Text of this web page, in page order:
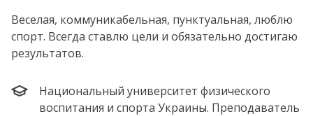
Веселая, коммуникабельная, пунктуальная, люблю
спорт. Всегда ставлю цели и обязательно достигаю
результатов.
Национальный университет физического
воспитания и спорта Украины. Преподаватель